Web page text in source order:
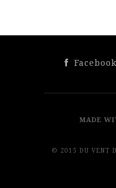
Facebook
MADE
© 2015 DU VENT